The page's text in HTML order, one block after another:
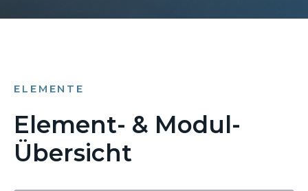
ELEMENTE
Element- & Modul-
Übersicht